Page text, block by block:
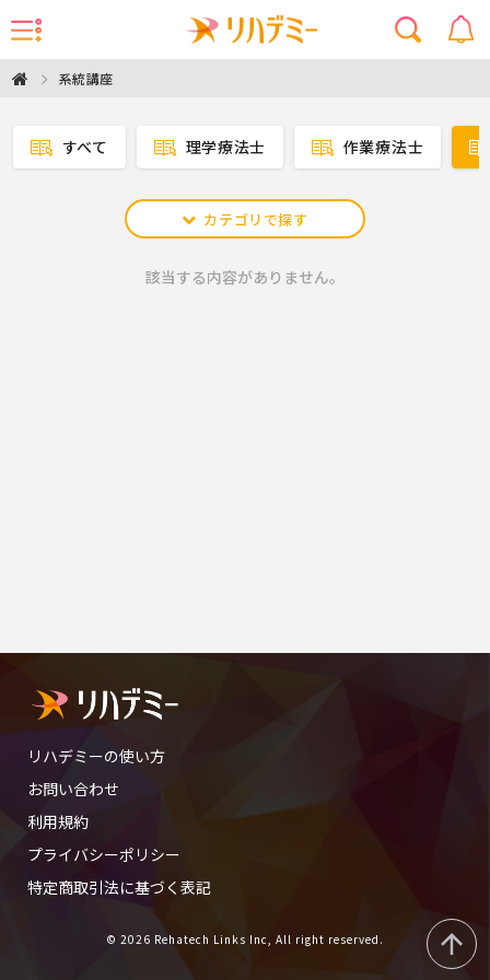
系統講座
すべて 理学療法士 作業療法士
カテゴリで探す
該当する内容がありません。
リハデミーの使い方
お問い合わせ
利用規約
プライバシーポリシー
特定商取引法に基づく表記
© 2026 Rehatech Links Inc, All right reserved.